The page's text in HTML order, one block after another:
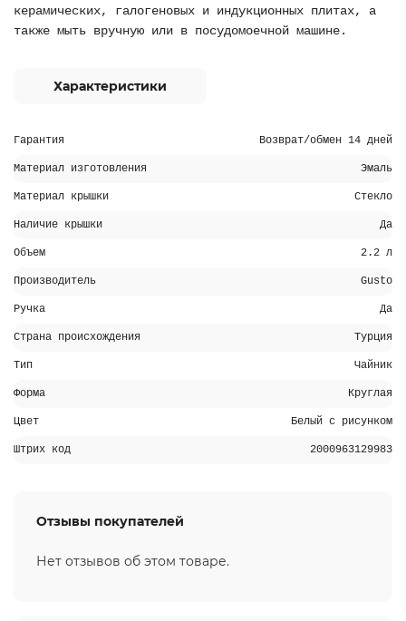
керамических, галогеновых и индукционных плитах, а
также мыть вручную или в посудомоечной машине.
Характеристики
Гарантия Возврат/обмен 14 дней
Материал изготовления Эмаль
Материал крышки Стекло
Наличие крышки Да
Объем 2.2 л
Производитель Gusto
Ручка Да
Страна происхождения Турция
Тип Чайник
Форма Круглая
Цвет Белый с рисунком
Штрих код 2000963129983
Отзывы покупателей
Нет отзывов об этом товаре.